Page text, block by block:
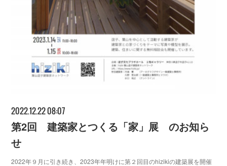
2022.12.22 08:07
第2回 建築家とつくる「家」展 のお知ら
せ
2022年９月に引き続き、2023年年明けに第２回目のhizikiの建築展を開催